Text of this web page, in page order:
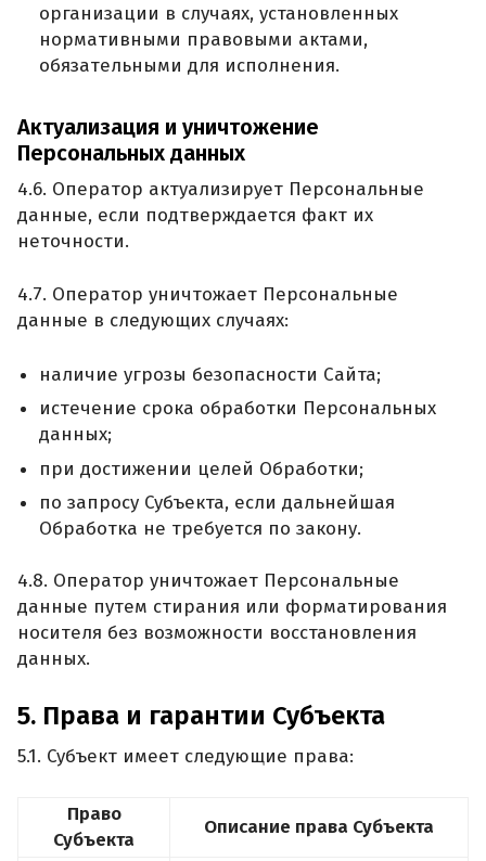
организации в случаях, установленных
нормативными правовыми актами,
обязательными для исполнения.
Актуализация и уничтожение
Персональных данных
4.6. Оператор актуализирует Персональные
данные, если подтверждается факт их
неточности.
4.7. Оператор уничтожает Персональные
данные в следующих случаях:
наличие угрозы безопасности Сайта;
истечение срока обработки Персональных
данных;
при достижении целей Обработки;
по запросу Субъекта, если дальнейшая
Обработка не требуется по закону.
4.8. Оператор уничтожает Персональные
данные путем стирания или форматирования
носителя без возможности восстановления
данных.
5. Права и гарантии Субъекта
5.1. Субъект имеет следующие права:
Право
Субъекта
Описание права Субъекта